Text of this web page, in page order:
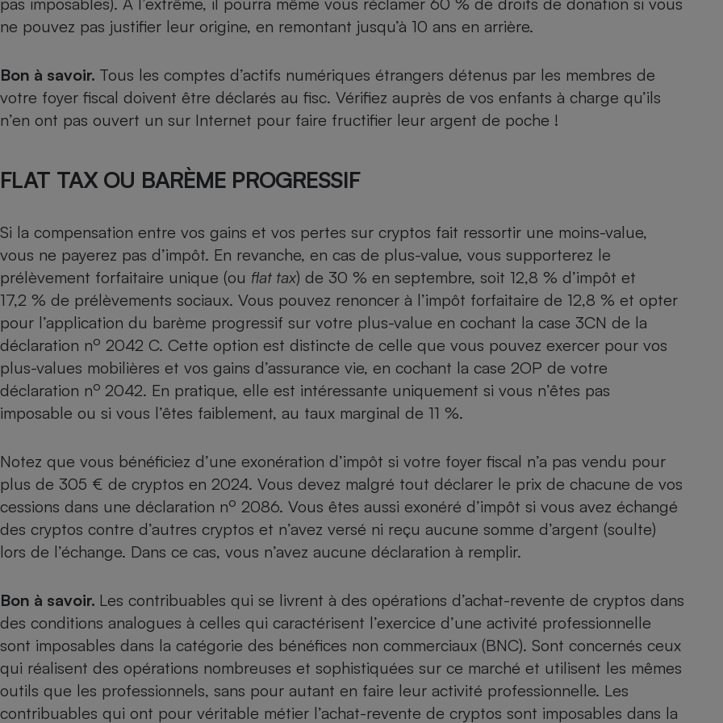
ne pouvez pas justifier leur origine, en remontant jusqu’à 10 ans en arrière.
Bon à savoir. Tous les comptes d’actifs numériques étrangers détenus par les membres de
votre foyer fiscal doivent être déclarés au fisc. Vérifiez auprès de vos enfants à charge qu’ils
n’en ont pas ouvert un sur Internet pour faire fructifier leur argent de poche !
FLAT TAX OU BARÈME PROGRESSIF
Si la compensation entre vos gains et vos pertes sur cryptos fait ressortir une moins-value,
vous ne payerez pas d’impôt. En revanche, en cas de plus-value, vous supporterez le
prélèvement forfaitaire unique (ou flat tax) de 30 % en septembre, soit 12,8 % d’impôt et
17,2 % de prélèvements sociaux. Vous pouvez renoncer à l’impôt forfaitaire de 12,8 % et opter
pour l’application du barème progressif sur votre plus-value en cochant la case 3CN de la
déclaration no 2042 C. Cette option est distincte de celle que vous pouvez exercer pour vos
plus-values mobilières et vos gains d’assurance vie, en cochant la case 2OP de votre
déclaration no 2042. En pratique, elle est intéressante uniquement si vous n’êtes pas
imposable ou si vous l’êtes faiblement, au taux marginal de 11 %.
Notez que vous bénéficiez d’une exonération d’impôt si votre foyer fiscal n’a pas vendu pour
plus de 305 € de cryptos en 2024. Vous devez malgré tout déclarer le prix de chacune de vos
cessions dans une déclaration no 2086. Vous êtes aussi exonéré d’impôt si vous avez échangé
des cryptos contre d’autres cryptos et n’avez versé ni reçu aucune somme d’argent (soulte)
lors de l’échange. Dans ce cas, vous n’avez aucune déclaration à remplir.
Bon à savoir. Les contribuables qui se livrent à des opérations d’achat-revente de cryptos dans
des conditions analogues à celles qui caractérisent l’exercice d’une activité professionnelle
sont imposables dans la catégorie des bénéfices non commerciaux (BNC). Sont concernés ceux
qui réalisent des opérations nombreuses et sophistiquées sur ce marché et utilisent les mêmes
outils que les professionnels, sans pour autant en faire leur activité professionnelle. Les
contribuables qui ont pour véritable métier l’achat-revente de cryptos sont imposables dans la